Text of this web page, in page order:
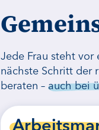
Jede Frau steht vor
nächste Schritt der
beraten – auch bei